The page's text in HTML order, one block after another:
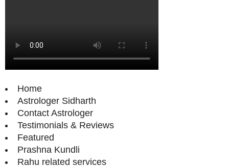
Home
Astrologer Sidharth
Contact Astrologer
Testimonials & Reviews
Featured
Prashna Kundli
Rahu related services